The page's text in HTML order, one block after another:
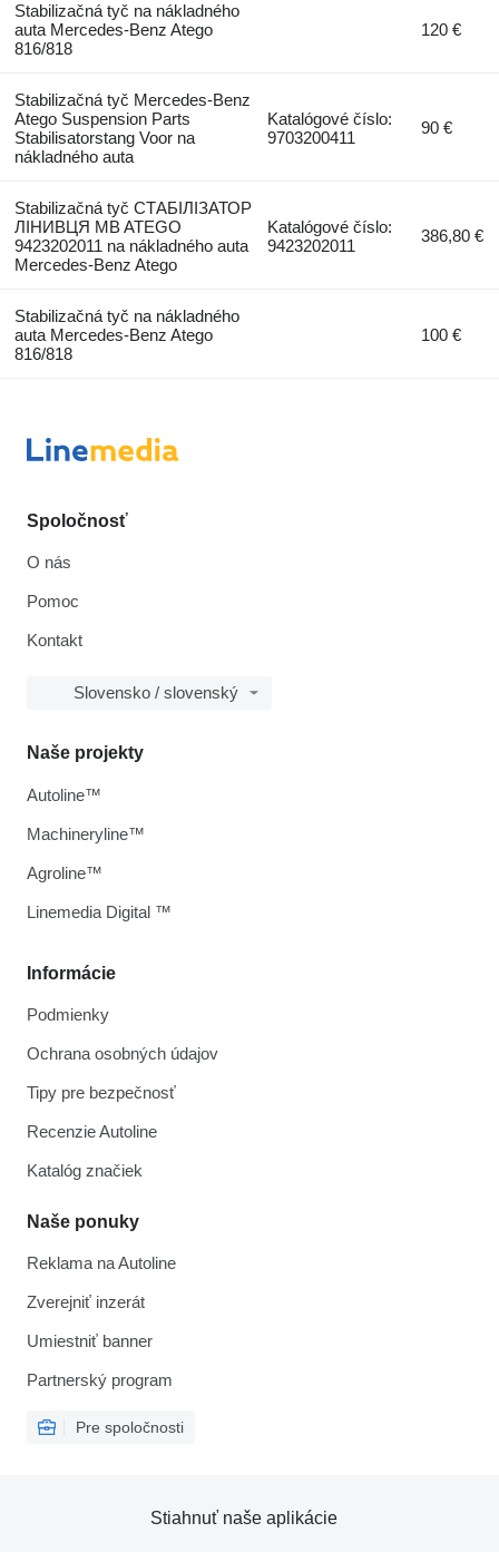
Stabilizačná tyč na nákladného
auta Mercedes-Benz Atego
816/818
120 €
Stabilizačná tyč Mercedes-Benz
Atego Suspension Parts
Stabilisatorstang Voor na
nákladného auta
Katalógové číslo:
9703200411
90 €
Stabilizačná tyč СТАБІЛІЗАТОР
ЛІНИВЦЯ MB ATEGO
9423202011 na nákladného auta
Mercedes-Benz Atego
Katalógové číslo:
9423202011
386,80 €
Stabilizačná tyč na nákladného
auta Mercedes-Benz Atego
816/818
100 €
Spoločnosť
O nás
Pomoc
Kontakt
Slovensko / slovenský
Informácie
Podmienky
Ochrana osobných údajov
Tipy pre bezpečnosť
Recenzie Autoline
Katalóg značiek
Naše ponuky
Reklama na Autoline
Zverejniť inzerát
Umiestniť banner
Partnerský program
Pre spoločnosti
Naše projekty
Autoline™
Machineryline™
Agroline™
Linemedia Digital ™
Stiahnuť naše aplikácie